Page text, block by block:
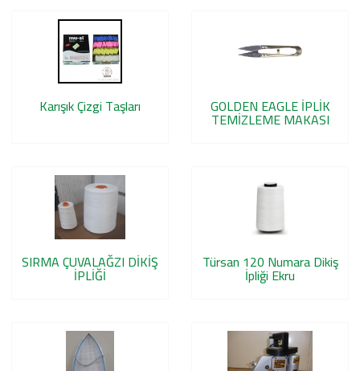
Karışık Çizgi Taşları GOLDEN EAGLE İPLİK
TEMİZLEME MAKASI
SIRMA ÇUVALAĞZI DİKİŞ
İPLİĞİ
Türsan 120 Numara Dikiş
İpliği Ekru